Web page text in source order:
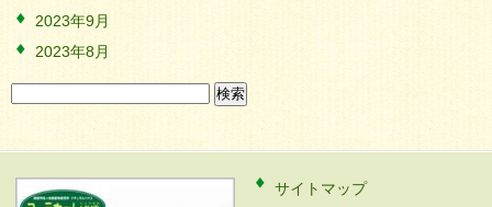
2023年9月
2023年8月
索:
サイトマップ